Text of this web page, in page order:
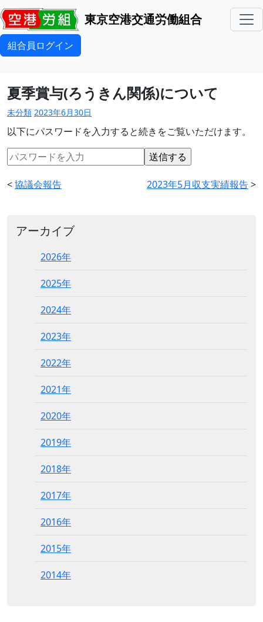
東京空港交通労働組合
組合員ログイン
アーカイブ
2026年
2025年
2024年
2023年
2022年
2021年
2020年
2019年
2018年
2017年
2016年
2015年
2014年
夏季賞与(ろうきん関係)について
未分類 2023年6月30日
以下にパスワードを入力すると続きをご覧いただけます。
<協議会報告 2023年5月収支実績報告>